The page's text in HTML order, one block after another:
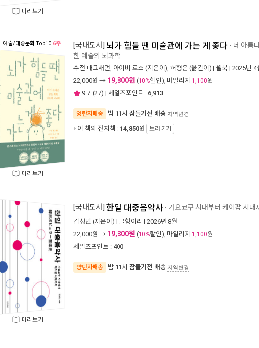
미리보기
예술/대중문화Top10 6주
미리보기
[국내도서] 뇌가 힘들 땐 미술관에 가는 게 좋다 - 더 아름
한 예술의 뇌과학
수전 매그새먼, 아이비 로스 (지은이), 허형은 (옮긴이) | 윌북 | 2025년 4
22,000원 → 19,800원 (10%할인), 마일리지 1,100원
9.7 (27) | 세일즈포인트 : 6,913
양탄자배송 밤 11시 잠들기전 배송 지역변경
이 책의 전자책 : 14,850원 보러 가기
미리보기
[국내도서] 한일 대중음악사 - 가요쿄쿠 시대부터 케이팝 시대
김성민 (지은이) | 글항아리 | 2026년 8월
22,000원 → 19,800원 (10%할인), 마일리지 1,100원
세일즈포인트 : 400
양탄자배송 밤 11시 잠들기전 배송 지역변경